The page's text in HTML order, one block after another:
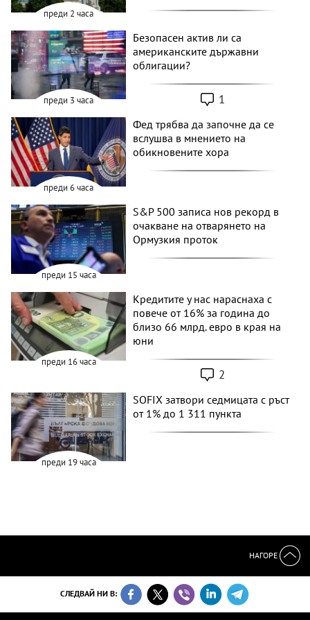
преди 2 часа
преди 3 часа
Безопасен актив ли са
американските държавни
облигации?
1
преди 6 часа
Фед трябва да започне да се
вслушва в мнението на
обикновените хора
преди 15 часа
S&P 500 записа нов рекорд в
очакване на отварянето на
Ормузкия проток
преди 16 часа
Кредитите у нас нараснаха с
повече от 16% за година до
близо 66 млрд. евро в края на
юни
2
преди 19 часа
SOFIX затвори седмицата с ръст
от 1% до 1 311 пункта
НАГОРЕ
СЛЕДВАЙ НИ В: